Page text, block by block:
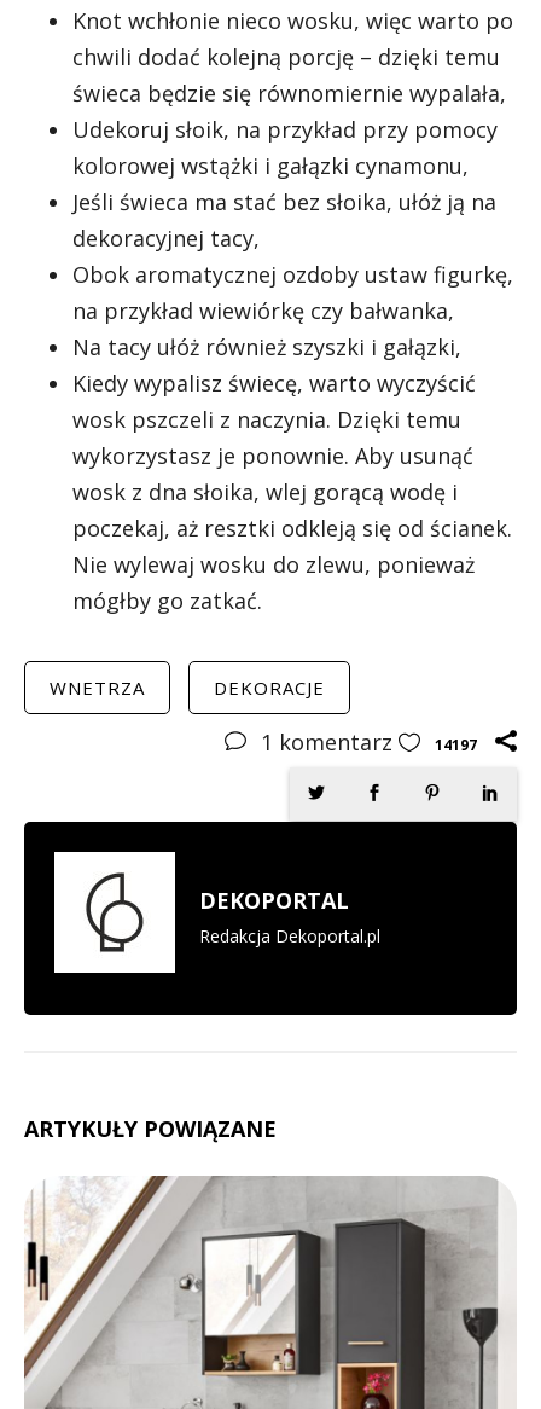
Knot wchłonie nieco wosku, więc warto po
chwili dodać kolejną porcję – dzięki temu
świeca będzie się równomiernie wypalała,
Udekoruj słoik, na przykład przy pomocy
kolorowej wstążki i gałązki cynamonu,
Jeśli świeca ma stać bez słoika, ułóż ją na
dekoracyjnej tacy,
Obok aromatycznej ozdoby ustaw figurkę,
na przykład wiewiórkę czy bałwanka,
Na tacy ułóż również szyszki i gałązki,
Kiedy wypalisz świecę, warto wyczyścić
wosk pszczeli z naczynia. Dzięki temu
wykorzystasz je ponownie. Aby usunąć
wosk z dna słoika, wlej gorącą wodę i
poczekaj, aż resztki odkleją się od ścianek.
Nie wylewaj wosku do zlewu, ponieważ
mógłby go zatkać.
WNETRZA DEKORACJE
1 komentarz 14197
DEKOPORTAL
Redakcja Dekoportal.pl
ARTYKUŁY POWIĄZANE